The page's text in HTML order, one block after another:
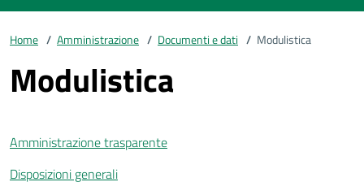
Home / Amministrazione / Documenti e dati / Modulistica
Modulistica
Amministrazione trasparente
Disposizioni generali